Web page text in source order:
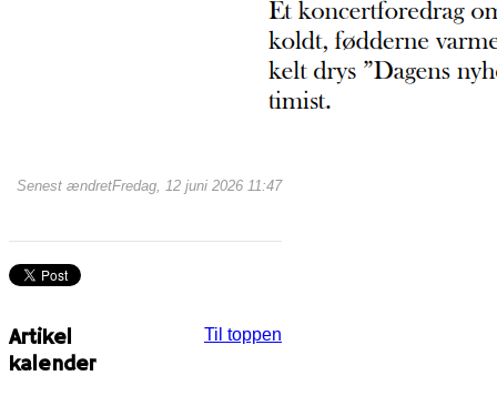
Senest ændretFredag, 12 juni 2026 11:47
Til toppen
Artikel
kalender